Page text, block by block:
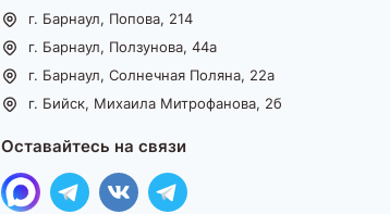
г. Барнаул, Попова, 214
г. Барнаул, Ползунова, 44а
г. Барнаул, Солнечная Поляна, 22а
г. Бийск, Михаила Митрофанова, 2б
Оставайтесь на связи